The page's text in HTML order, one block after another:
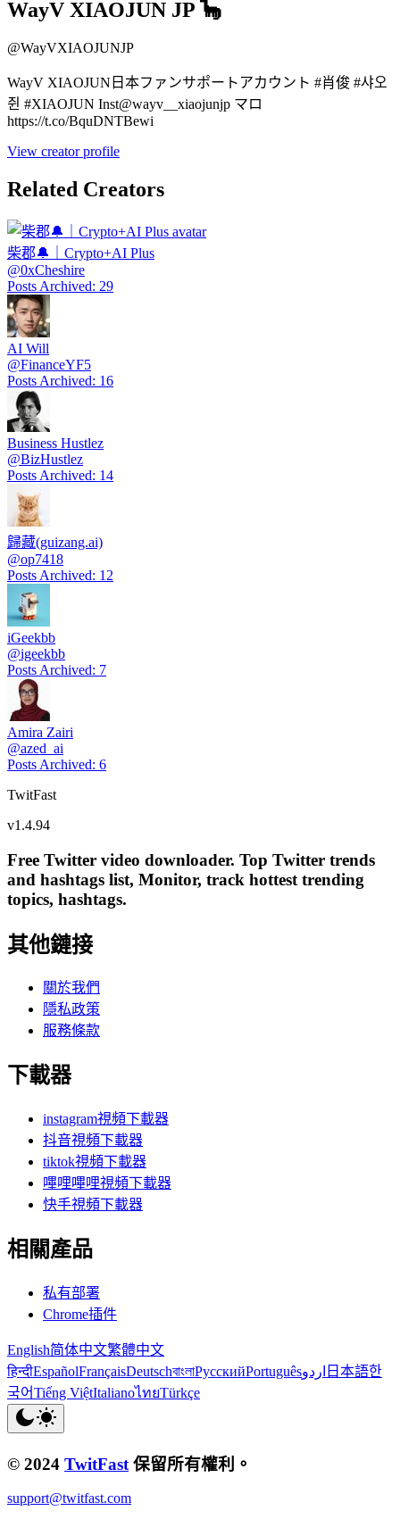
WayV XIAOJUN JP 🦕
@WayVXIAOJUNJP
WayV XIAOJUN日本ファンサポートアカウント #肖俊 #샤오
쥔 #XIAOJUN Inst@wayv__xiaojunjp マロ
https://t.co/BquDNTBewi
View creator profile
Related Creators
柴郡🔔｜Crypto+AI Plus
@0xCheshire
Posts Archived: 29
AI Will
@FinanceYF5
Posts Archived: 16
Business Hustlez
@BizHustlez
Posts Archived: 14
歸藏(guizang.ai)
@op7418
Posts Archived: 12
iGeekbb
@igeekbb
Posts Archived: 7
Amira Zairi
@azed_ai
Posts Archived: 6
TwitFast
v1.4.94
Free Twitter video downloader. Top Twitter trends
and hashtags list, Monitor, track hottest trending
topics, hashtags.
其他鏈接
關於我們
隱私政策
服務條款
下載器
instagram視頻下載器
抖音視頻下載器
tiktok視頻下載器
嗶哩嗶哩視頻下載器
快手視頻下載器
相關產品
私有部署
Chrome插件
English简体中文繁體中文
हिन्दीEspañolFrançaisDeutschবাংলাРусскийPortuguêsاردو 日本語한
국어Tiếng ViệtItalianoไทยTürkçe
© 2024 TwitFast 保留所有權利。
support@twitfast.com